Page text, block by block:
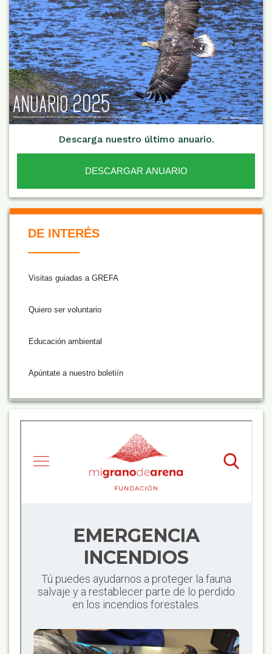
Descarga nuestro último anuario.
DESCARGAR ANUARIO
De Interés NARANJA
DE INTERÉS
Visitas guiadas a GREFA
Quiero ser voluntario
Educación ambiental
Apúntate a nuestro boletiín